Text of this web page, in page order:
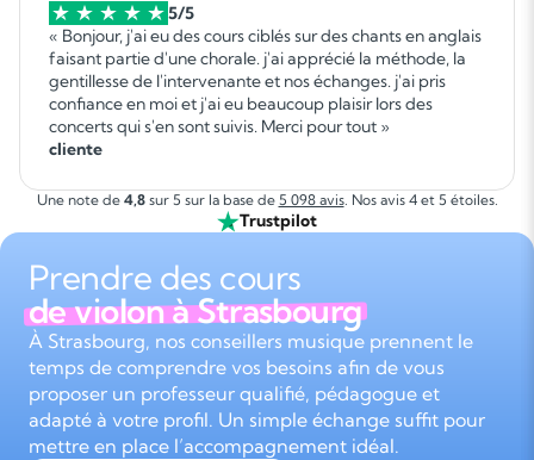
5/5
« Bonjour, j'ai eu des cours ciblés sur des chants en anglais
faisant partie d'une chorale. j'ai apprécié la méthode, la
gentillesse de l'intervenante et nos échanges. j'ai pris
confiance en moi et j'ai eu beaucoup plaisir lors des
concerts qui s'en sont suivis. Merci pour tout »
cliente
Une note de 4,8sur 5 sur la base de 5 098 avis. Nos avis 4 et 5 étoiles.
Trustpilot
Prendre des cours
de violon à Strasbourg
À Strasbourg, nos conseillers musique prennent le
temps de comprendre vos besoins afin de vous
proposer un professeur qualifié, pédagogue et
adapté à votre profil. Un simple échange suffit pour
mettre en place l’accompagnement idéal.